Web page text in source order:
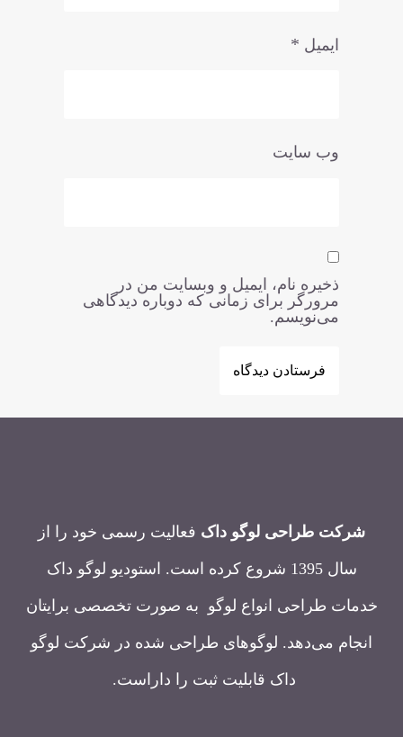
ایمیل *
وب‌ سایت
ذخیره نام، ایمیل و وبسایت من در
مرورگر برای زمانی که دوباره دیدگاهی
می‌نویسم.
شرکت طراحی لوگو داک فعالیت رسمی خود را از
سال 1395 شروع کرده است. استودیو لوگو داک
خدمات طراحی انواع لوگو به صورت تخصصی برایتان
انجام می‌دهد. لوگوهای طراحی شده در شرکت لوگو
داک قابلیت ثبت را داراست.